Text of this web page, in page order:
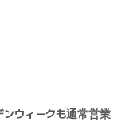
ンウィークも通常営業